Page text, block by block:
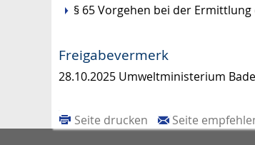
§ 65 Vorgehen bei der
Freigabevermerk
28.10.2025 Umweltministerium
Seite drucken Seite